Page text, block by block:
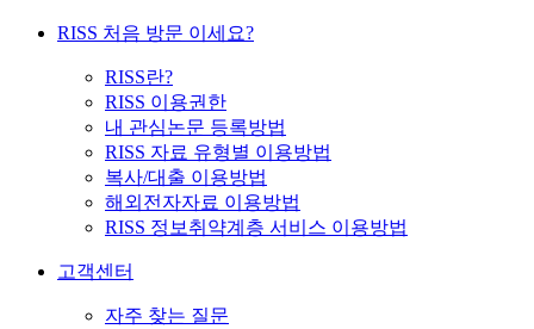
RISS 처음 방문 이세요?
RISS란?
RISS 이용권한
내 관심논문 등록방법
RISS 자료 유형별 이용방법
복사/대출 이용방법
해외전자자료 이용방법
RISS 정보취약계층 서비스 이용방법
고객센터
자주 찾는 질문